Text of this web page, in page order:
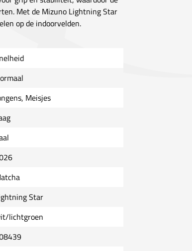
Met de Mizuno Lightning Star
op de indoorvelden.
Meisjes
Star
lichtgroen